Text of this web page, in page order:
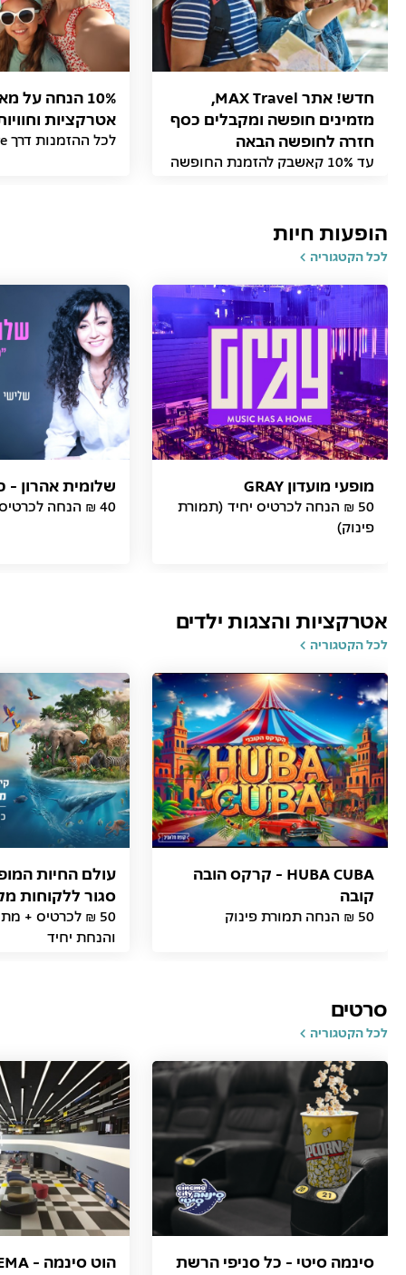
חדש! אתר MAX Travel,
מזמינים חופשה ומקבלים כסף
חזרה לחופשה הבאה
עד 10% קאשבק להזמנת החופשה
10% הנחה על
אטרקציות
לכל ההזמנות דרך MAX Adventure
הופעות חיות
לכל הקטגוריה
מופעי מועדון GRAY
50 ₪ הנחה לכרטיס יחיד (תמורת
פינוק)
שלומית אהרון -
40 ₪ הנחה לכרטיס (תמורת פינוק)
אטרקציות והצגות ילדים
לכל הקטגוריה
HUBA CUBA - קרקס הובה
קובה
50 ₪ הנחה תמורת פינוק
עולם החיות
סגור ללקוחות
50 ₪ לכרטיס +
והנחת יחיד
סרטים
לכל הקטגוריה
סינמה סיטי - כל סניפי הרשת הוט סינמה - HOT CINEMA